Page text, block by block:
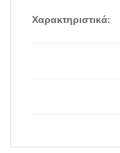
Χαρακτηριστικά: